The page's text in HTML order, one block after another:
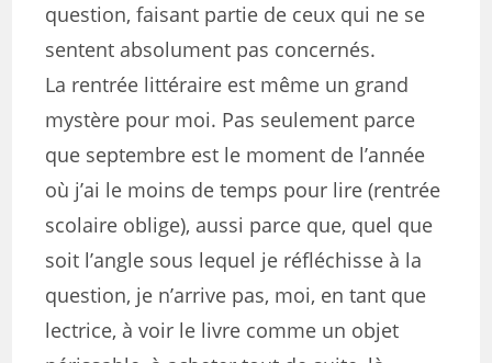
question, faisant partie de ceux qui ne se
sentent absolument pas concernés.
La rentrée littéraire est même un grand
mystère pour moi. Pas seulement parce
que septembre est le moment de l’année
où j’ai le moins de temps pour lire (rentrée
scolaire oblige), aussi parce que, quel que
soit l’angle sous lequel je réfléchisse à la
question, je n’arrive pas, moi, en tant que
lectrice, à voir le livre comme un objet